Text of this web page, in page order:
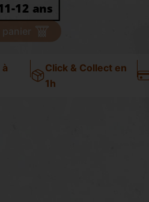
12 ans
Click & Collect en
1h